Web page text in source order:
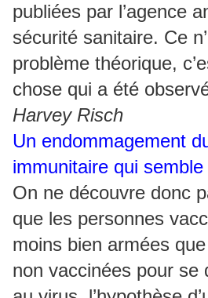
publiées par l’agence
sécurité sanitaire. Ce
problème théorique,
chose qui a été
Harvey Risch
Un endommagement
immunitaire qui
On ne découvre donc
que les personnes
moins bien armées
non vaccinées pour se